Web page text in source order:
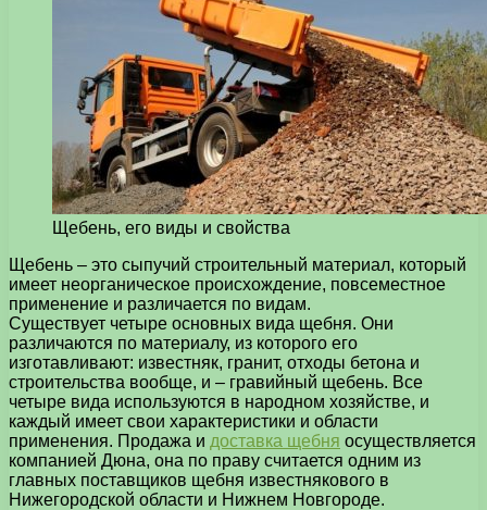
Щебень, его виды и свойства
Щебень – это сыпучий строительный материал, который
имеет неорганическое происхождение, повсеместное
применение и различается по видам.
Существует четыре основных вида щебня. Они
различаются по материалу, из которого его
изготавливают: известняк, гранит, отходы бетона и
строительства вообще, и – гравийный щебень. Все
четыре вида используются в народном хозяйстве, и
каждый имеет свои характеристики и области
применения. Продажа и доставка щебня осуществляется
компанией Дюна, она по праву считается одним из
главных поставщиков щебня известнякового в
Нижегородской области и Нижнем Новгороде.